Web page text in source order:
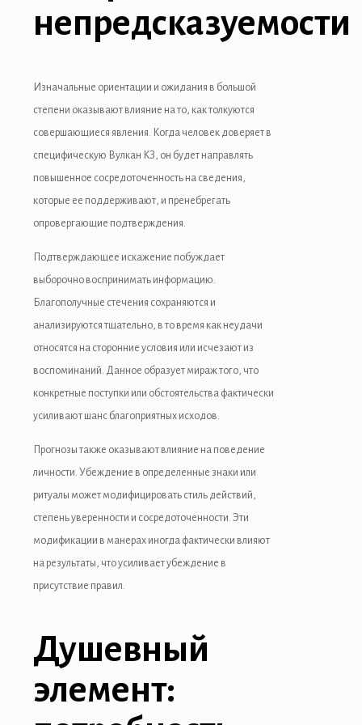
непредсказуемости
Изначальные ориентации и ожидания в большой
степени оказывают влияние на то, как толкуются
совершающиеся явления. Когда человек доверяет в
специфическую Вулкан КЗ, он будет направлять
повышенное сосредоточенность на сведения,
которые ее поддерживают, и пренебрегать
опровергающие подтверждения.
Подтверждающее искажение побуждает
выборочно воспринимать информацию.
Благополучные стечения сохраняются и
анализируются тщательно, в то время как неудачи
относятся на сторонние условия или исчезают из
воспоминаний. Данное образует мираж того, что
конкретные поступки или обстоятельства фактически
усиливают шанс благоприятных исходов.
Прогнозы также оказывают влияние на поведение
личности. Убеждение в определенные знаки или
ритуалы может модифицировать стиль действий,
степень уверенности и сосредоточенности. Эти
модификации в манерах иногда фактически влияют
на результаты, что усиливает убеждение в
присутствие правил.
Душевный
элемент: